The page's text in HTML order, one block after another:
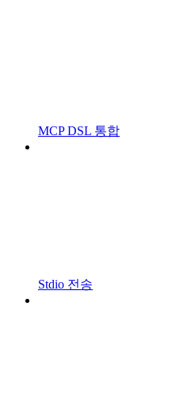
MCP DSL 통합
Stdio 전송